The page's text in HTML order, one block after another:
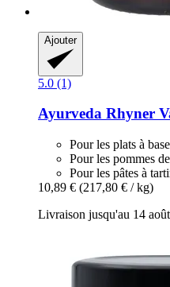
Ajouter
5.0 (1)
Ayurveda Rhyner
Pour les plats à
Pour les pommes
Pour les pâtes à
10,89 € (217,80 € / kg)
Livraison jusqu'au 14 août